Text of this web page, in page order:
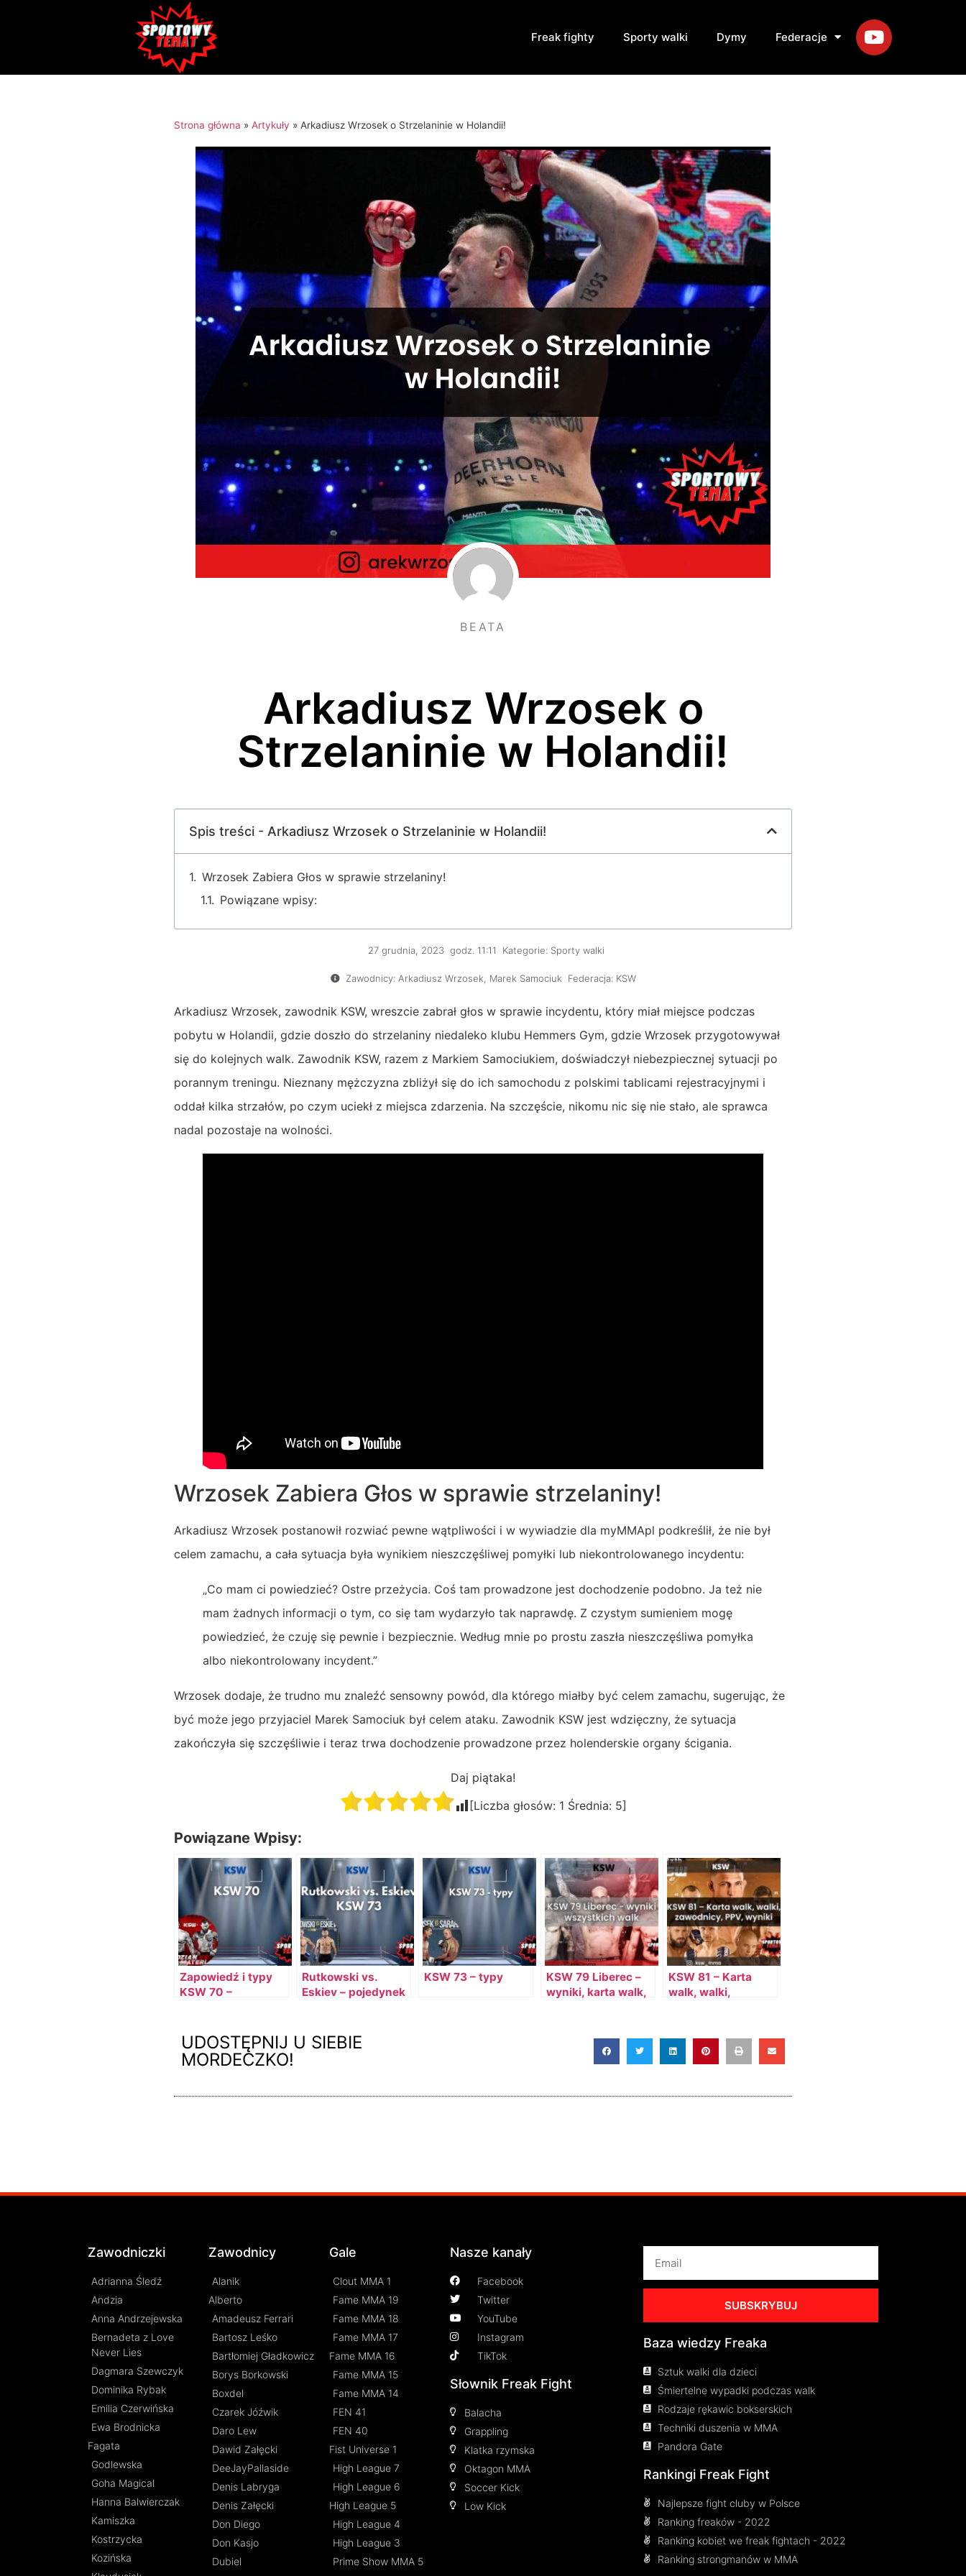
Freak fighty Sporty walki Dymy Federacje
Strona główna » Artykuły » Arkadiusz Wrzosek o Strzelaninie w Holandii!
BEATA
Arkadiusz Wrzosek o
Strzelaninie w Holandii!
Spis treści - Arkadiusz Wrzosek o Strzelaninie w Holandii!
Wrzosek Zabiera Głos w sprawie strzelaniny!
Powiązane wpisy:
27 grudnia, 2023 godz. 11:11 Kategorie: Sporty walki
Zawodnicy: Arkadiusz Wrzosek Marek Samociuk Federacja: KSW
Arkadiusz Wrzosek, zawodnik KSW, wreszcie zabrał głos w sprawie incydentu, który miał miejsce podczas
pobytu w Holandii, gdzie doszło do strzelaniny niedaleko klubu Hemmers Gym, gdzie Wrzosek przygotowywał
się do kolejnych walk. Zawodnik KSW, razem z Markiem Samociukiem, doświadczył niebezpiecznej sytuacji po
porannym treningu. Nieznany mężczyzna zbliżył się do ich samochodu z polskimi tablicami rejestracyjnymi i
oddał kilka strzałów, po czym uciekł z miejsca zdarzenia. Na szczęście, nikomu nic się nie stało, ale sprawca
nadal pozostaje na wolności.
Wrzosek Zabiera Głos w sprawie strzelaniny!
Arkadiusz Wrzosek postanowił rozwiać pewne wątpliwości i w wywiadzie dla myMMApl podkreślił, że nie był
celem zamachu, a cała sytuacja była wynikiem nieszczęśliwej pomyłki lub niekontrolowanego incydentu:
„Co mam ci powiedzieć? Ostre przeżycia. Coś tam prowadzone jest dochodzenie podobno. Ja też nie
mam żadnych informacji o tym, co się tam wydarzyło tak naprawdę. Z czystym sumieniem mogę
powiedzieć, że czuję się pewnie i bezpiecznie. Według mnie po prostu zaszła nieszczęśliwa pomyłka
albo niekontrolowany incydent.”
Wrzosek dodaje, że trudno mu znaleźć sensowny powód, dla którego miałby być celem zamachu, sugerując, że
być może jego przyjaciel Marek Samociuk był celem ataku. Zawodnik KSW jest wdzięczny, że sytuacja
zakończyła się szczęśliwie i teraz trwa dochodzenie prowadzone przez holenderskie organy ścigania.
Daj piątaka!
[Liczba głosów: 1 Średnia: 5]
Powiązane Wpisy:
Zapowiedź i typy
KSW 70 –
Rutkowski vs.
Eskiev – pojedynek
KSW 73 – typy
KSW 79 Liberec –
wyniki, karta walk,
KSW 81 – Karta
walk, walki,
UDOSTĘPNIJ U SIEBIE
MORDECZKO!
Zawodniczki
Adrianna Śledź
Andzia
Anna Andrzejewska
Bernadeta z Love
Never Lies
Dagmara Szewczyk
Dominika Rybak
Emilia Czerwińska
Ewa Brodnicka
Fagata
Godlewska
Goha Magical
Hanna Balwierczak
Kamiszka
Kostrzycka
Kozińska
Zawodnicy
Alanik
Alberto
Amadeusz Ferrari
Bartosz Leśko
Bartłomiej Gładkowicz
Borys Borkowski
Boxdel
Czarek Jóźwik
Daro Lew
Dawid Załęcki
DeeJayPallaside
Denis Labryga
Denis Załęcki
Don Diego
Don Kasjo
Dubiel
Gale
Clout MMA 1
Fame MMA 19
Fame MMA 18
Fame MMA 17
Fame MMA 16
Fame MMA 15
Fame MMA 14
FEN 41
FEN 40
Fist Universe 1
High League 7
High League 6
High League 5
High League 4
High League 3
Prime Show MMA 5
Nasze kanały
Facebook
Twitter
YouTube
Instagram
TikTok
Słownik Freak Fight
Balacha
Grappling
Klatka rzymska
Oktagon MMA
Soccer Kick
Low Kick
SUBSKRYBUJ
Baza wiedzy Freaka
Sztuk walki dla dzieci
Śmiertelne wypadki podczas walk
Rodzaje rękawic bokserskich
Techniki duszenia w MMA
Pandora Gate
Rankingi Freak Fight
Najlepsze fight cluby w Polsce
Ranking freaków - 2022
Ranking kobiet we freak fightach - 2022
Ranking strongmanów w MMA